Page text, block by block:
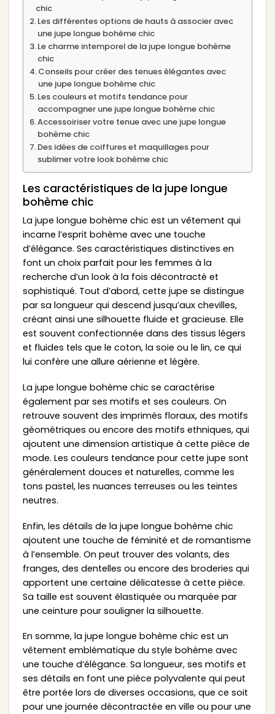
chic
Les différentes options de hauts à associer avec
une jupe longue bohème chic
Le charme intemporel de la jupe longue bohème
chic
Conseils pour créer des tenues élégantes avec
une jupe longue bohème chic
Les couleurs et motifs tendance pour
accompagner une jupe longue bohème chic
Accessoiriser votre tenue avec une jupe longue
bohème chic
Des idées de coiffures et maquillages pour
sublimer votre look bohème chic
Les caractéristiques de la jupe longue
bohème chic
La jupe longue bohème chic est un vêtement qui
incarne l’esprit bohème avec une touche
d’élégance. Ses caractéristiques distinctives en
font un choix parfait pour les femmes à la
recherche d’un look à la fois décontracté et
sophistiqué. Tout d’abord, cette jupe se distingue
par sa longueur qui descend jusqu’aux chevilles,
créant ainsi une silhouette fluide et gracieuse. Elle
est souvent confectionnée dans des tissus légers
et fluides tels que le coton, la soie ou le lin, ce qui
lui confère une allure aérienne et légère.
La jupe longue bohème chic se caractérise
également par ses motifs et ses couleurs. On
retrouve souvent des imprimés floraux, des motifs
géométriques ou encore des motifs ethniques, qui
ajoutent une dimension artistique à cette pièce de
mode. Les couleurs tendance pour cette jupe sont
généralement douces et naturelles, comme les
tons pastel, les nuances terreuses ou les teintes
neutres.
Enfin, les détails de la jupe longue bohème chic
ajoutent une touche de féminité et de romantisme
à l’ensemble. On peut trouver des volants, des
franges, des dentelles ou encore des broderies qui
apportent une certaine délicatesse à cette pièce.
Sa taille est souvent élastiquée ou marquée par
une ceinture pour souligner la silhouette.
En somme, la jupe longue bohème chic est un
vêtement emblématique du style bohème avec
une touche d’élégance. Sa longueur, ses motifs et
ses détails en font une pièce polyvalente qui peut
être portée lors de diverses occasions, que ce soit
pour une journée décontractée en ville ou pour une